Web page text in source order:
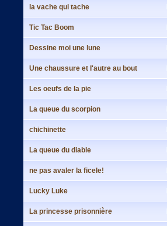
la vache qui tache
Tic Tac Boom
Dessine moi une lune
Une chaussure et l'autre au bout
Les oeufs de la pie
La queue du scorpion
chichinette
La queue du diable
ne pas avaler la ficele!
Lucky Luke
La princesse prisonnière